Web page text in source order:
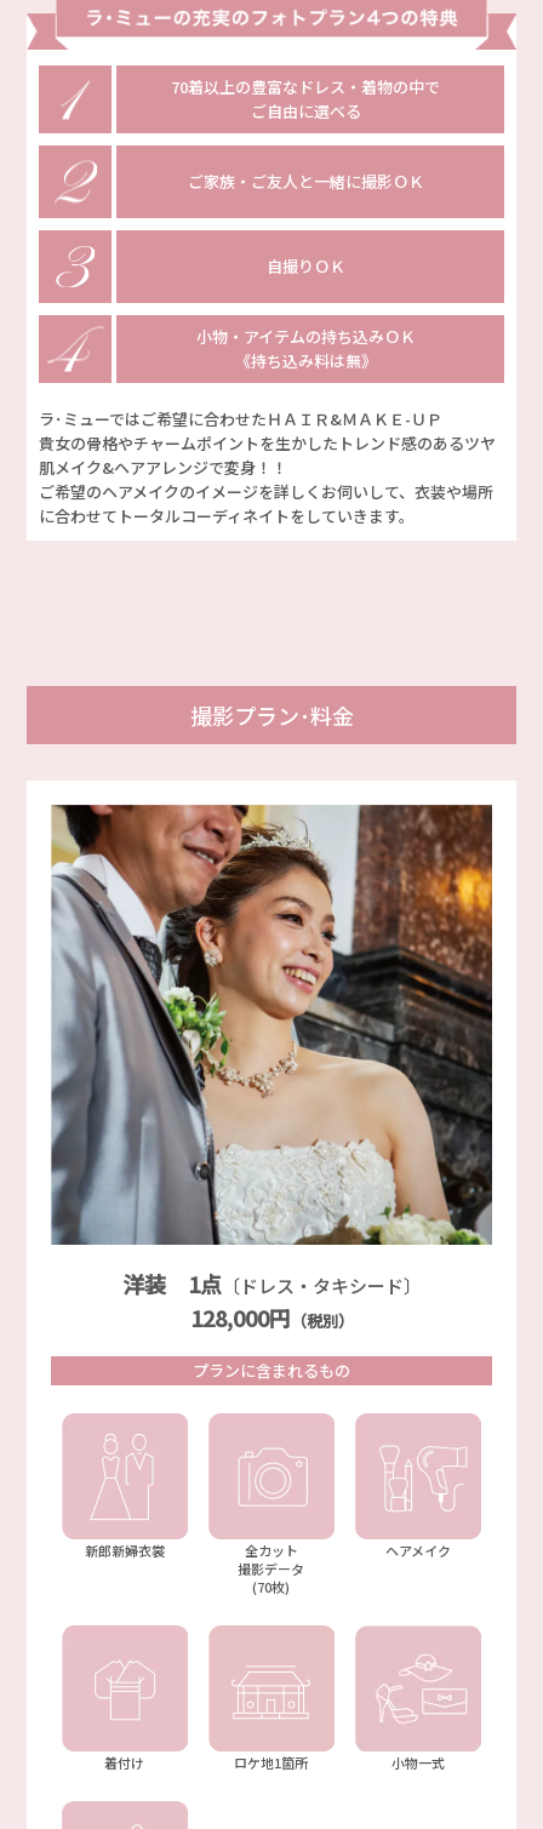
70着以上の豊富なドレス・ 着物の中で
ご自由に選べる
ご家族・ご友人と一緒に撮影ＯＫ
自撮りＯＫ
小物・アイテムの持ち込みＯＫ
《持ち込み料は無》
ラ･ミューではご希望に合わせたＨＡＩＲ&ＭＡＫＥ-ＵＰ
貴女の骨格やチャームポイントを生かしたトレンド感のあるツヤ
肌メイク&ヘアアレンジで変身！！
ご希望のヘアメイクのイメージを詳しくお伺いして、衣装や場所
に合わせてトータルコーディネイトをしていきます。
撮影プラン･料金
洋装 1点〔ドレス・タキシード〕
128,000円 （税別）
プランに含まれるもの
新郎新婦衣裳
全カット
撮影データ
(70枚)
ヘアメイク
着付け ロケ地1箇所 小物一式